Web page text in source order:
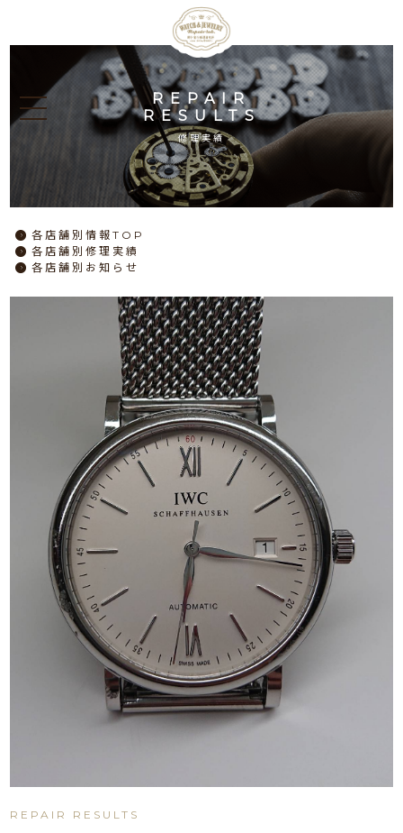
REPAIR
RESULTS
修理実績
各店舗別情報TOP
各店舗別修理実績
各店舗別お知らせ
REPAIR RESULTS